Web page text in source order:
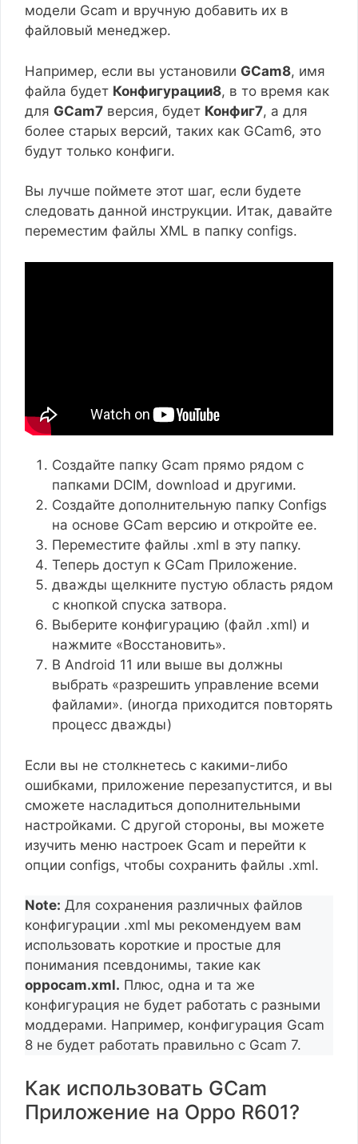
модели Gcam и вручную добавить их в
файловый менеджер.
Например, если вы установили GCam8, имя
файла будет Конфигурации8, в то время как
для GCam7 версия, будет Конфиг7, а для
более старых версий, таких как GCam6, это
будут только конфиги.
Вы лучше поймете этот шаг, если будете
следовать данной инструкции. Итак, давайте
переместим файлы XML в папку configs.
Создайте папку Gcam прямо рядом с
папками DCIM, download и другими.
Создайте дополнительную папку Configs
на основе GCam версию и откройте ее.
Переместите файлы .xml в эту папку.
Теперь доступ к GCam Приложение.
дважды щелкните пустую область рядом
с кнопкой спуска затвора.
Выберите конфигурацию (файл .xml) и
нажмите «Восстановить».
В Android 11 или выше вы должны
выбрать «разрешить управление всеми
файлами». (иногда приходится повторять
процесс дважды)
Если вы не столкнетесь с какими-либо
ошибками, приложение перезапустится, и вы
сможете насладиться дополнительными
настройками. С другой стороны, вы можете
изучить меню настроек Gcam и перейти к
опции configs, чтобы сохранить файлы .xml.
Note: Для сохранения различных файлов
конфигурации .xml мы рекомендуем вам
использовать короткие и простые для
понимания псевдонимы, такие как
oppocam.xml. Плюс, одна и та же
конфигурация не будет работать с разными
моддерами. Например, конфигурация Gcam
8 не будет работать правильно с Gcam 7.
Как использовать GCam
Приложение на Oppo R601?